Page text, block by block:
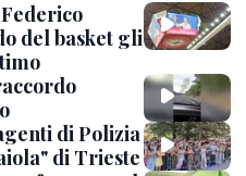
del basket gli
di Polizia
di Trieste